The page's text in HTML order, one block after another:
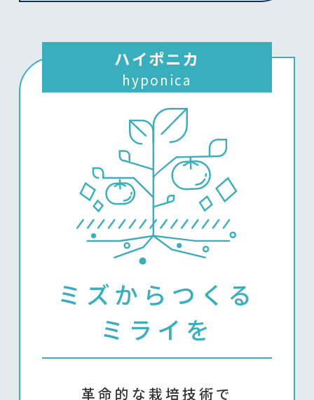
ハイポニカ
hyponica
ミズからつくる
ミライを
革命的な栽培技術で